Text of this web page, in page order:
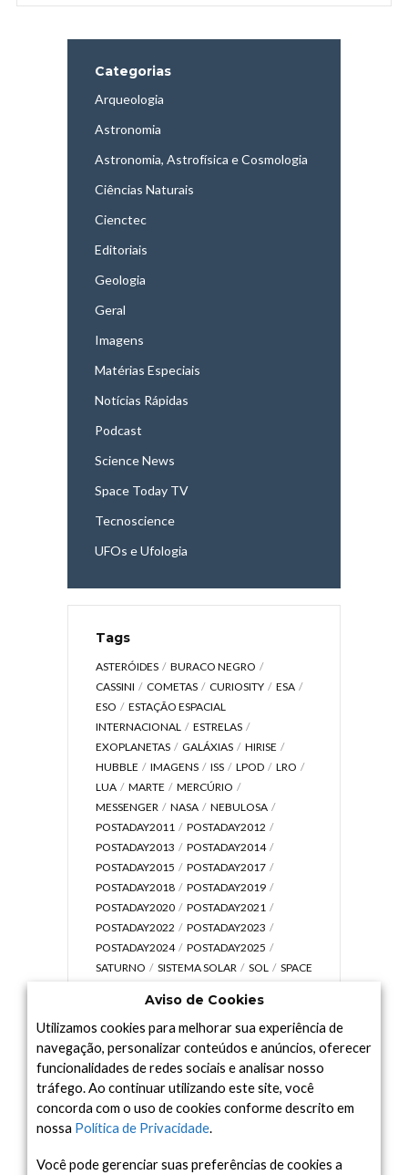
Categorias
Arqueologia
Astronomia
Astronomia, Astrofísica e Cosmologia
Ciências Naturais
Cienctec
Editoriais
Geologia
Geral
Imagens
Matérias Especiais
Notícias Rápidas
Podcast
Science News
Space Today TV
Tecnoscience
UFOs e Ufologia
Tags
ASTERÓIDES
BURACO NEGRO
CASSINI
COMETAS CURIOSITY
ESA
ESO
ESTAÇÃO ESPACIAL
INTERNACIONAL
ESTRELAS
EXOPLANETAS
GALÁXIAS
HIRISE
HUBBLE
IMAGENS ISS LPOD
LRO
LUA
MARTE
MERCÚRIO
MESSENGER
NASA
NEBULOSA
POSTADAY2011
POSTADAY2012
POSTADAY2013
POSTADAY2014
POSTADAY2015
POSTADAY2017
POSTADAY2018
POSTADAY2019
POSTADAY2020
POSTADAY2021
POSTADAY2022
POSTADAY2023
POSTADAY2024
POSTADAY2025
SATURNO
SISTEMA SOLAR SOL
SPACE
UNIVERSO
VÍDEO
Arquivo
Arquivo
Aviso de Cookies
Utilizamos cookies para melhorar sua experiência de
navegação, personalizar conteúdos e anúncios, oferecer
funcionalidades de redes sociais e analisar nosso
tráfego. Ao continuar utilizando este site, você
concorda com o uso de cookies conforme descrito em
nossa Política de Privacidade.
Você pode gerenciar suas preferências de cookies a